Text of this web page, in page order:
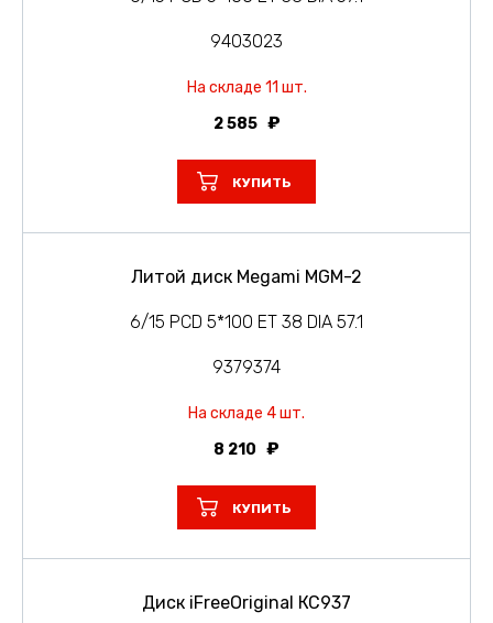
9403023
На складе 11 шт.
2 585
КУПИТЬ
Литой диск Megami MGM-2
6/15 PCD 5*100 ET 38 DIA 57.1
9379374
На складе 4 шт.
8 210
КУПИТЬ
Диск iFreeOriginal КС937